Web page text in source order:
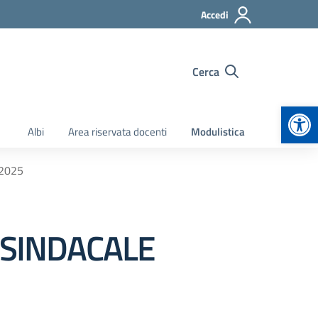
Accedi
Cerca
Albi Area riservata docenti Modulistica